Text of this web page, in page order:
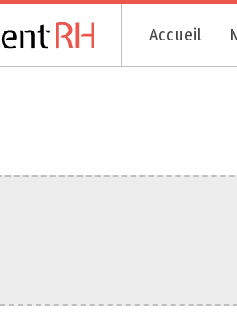
Accueil